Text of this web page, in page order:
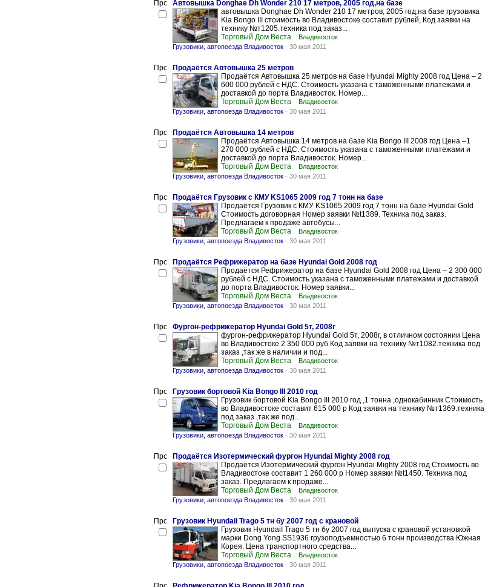
Автовышка Donghae Dh Wonder 210 17 метров, 2005 год,на базе
автовышка Donghae Dh Wonder 210 17 метров, 2005 год,на базе грузовика
Kia Bongo III стоимость во Владивостоке составит рублей, Код заявки на
технику №т1205.техника под заказ...
Торговый Дом Веста
Владивосток
Грузовики, автопоезда Владивосток - 30 мая 2011
Продаётся Автовышка 25 метров
Продаётся Автовышка 25 метров на базе Hyundai Mighty 2008 год Цена – 2
600 000 рублей с НДС. Стоимость указана с таможенными платежами и
доставкой до порта Владивосток. Номер...
Торговый Дом Веста
Владивосток
Грузовики, автопоезда Владивосток - 30 мая 2011
Продаётся Автовышка 14 метров
Продаётся Автовышка 14 метров на базе Kia Bongo III 2008 год Цена –1
270 000 рублей с НДС. Стоимость указана с таможенными платежами и
доставкой до порта Владивосток. Номер...
Торговый Дом Веста
Владивосток
Грузовики, автопоезда Владивосток - 30 мая 2011
Продаётся Грузовик с КМУ KS1065 2009 год 7 тонн на базе
Продаётся Грузовик с КМУ KS1065 2009 год 7 тонн на базе Hyundai Gold
Стоимость договорная Номер заявки №t1389. Техника под заказ.
Предлагаем к продаже автобусы...
Торговый Дом Веста
Владивосток
Грузовики, автопоезда Владивосток - 30 мая 2011
Продаётся Рефрижератор на базе Hyundai Gold 2008 год
Продаётся Рефрижератор на базе Hyundai Gold 2008 год Цена – 2 300 000
рублей с НДС. Стоимость указана с таможенными платежами и доставкой
до порта Владивосток. Номер заявки...
Торговый Дом Веста
Владивосток
Грузовики, автопоезда Владивосток - 30 мая 2011
Фургон-рефрижератор Hyundai Gold 5т, 2008г
фургон-рефрижератор Hyundai Gold 5т, 2008г, в отличном состоянии Цена
во Владивостоке 2 350 000 руб Код заявки на технику №т1082.техника под
заказ ,так же в наличии и под...
Торговый Дом Веста
Владивосток
Грузовики, автопоезда Владивосток - 30 мая 2011
Грузовик бортовой Kia Bongo III 2010 год
Грузовик бортовой Kia Bongo III 2010 год ,1 тонна ,однокабинник Стоимость
во Владивостоке составит 615 000 р Код заявки на технику №т1369.техника
под заказ ,так же под...
Торговый Дом Веста
Владивосток
Грузовики, автопоезда Владивосток - 30 мая 2011
Продаётся Изотермический фургон Hyundai Mighty 2008 год
Продаётся Изотермический фургон Hyundai Mighty 2008 год Стоимость во
Владивостоке составит 1 260 000 р Номер заявки №t1450. Техника под
заказ. Предлагаем к продаже...
Торговый Дом Веста
Владивосток
Грузовики, автопоезда Владивосток - 30 мая 2011
Грузовик HyundaiI Trago 5 тн бу 2007 год с крановой
Грузовик HyundaiI Trago 5 тн бу 2007 год выпуска с крановой установкой
марки Dong Yong SS1936 грузоподъемностью 6 тонн производства Южная
Корея. Цена транспортного средства...
Торговый Дом Веста
Владивосток
Грузовики, автопоезда Владивосток - 30 мая 2011